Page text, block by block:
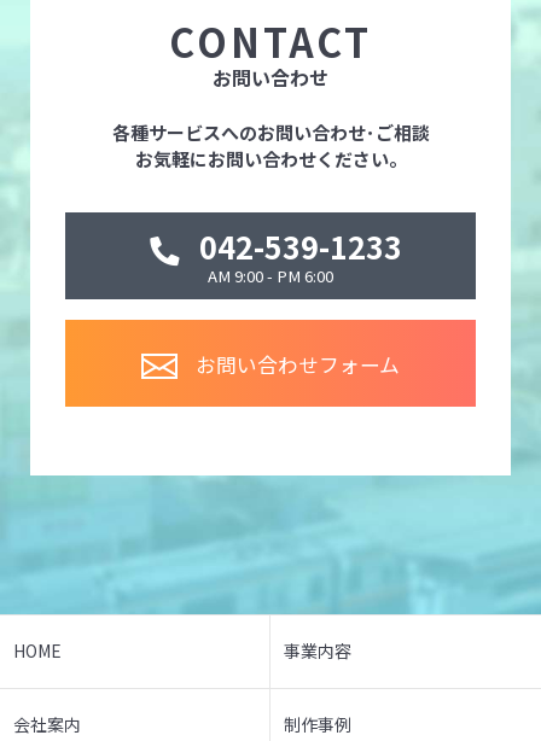
CONTACT
お問い合わせ
各種サービスへのお問い合わせ･ご相談
お気軽にお問い合わせください。
042-539-1233
AM 9:00 - PM 6:00
お問い合わせフォーム
HOME 事業内容
会社案内 制作事例